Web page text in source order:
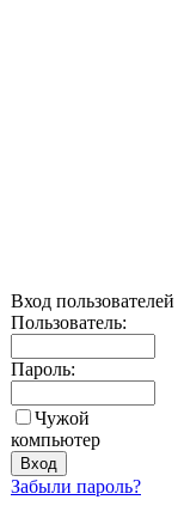
Вход пользователей
Пользователь:
Пароль:
Чужой
компьютер
Забыли пароль?